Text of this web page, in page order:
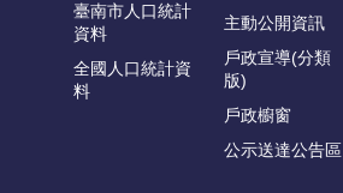
臺南市人口統計
資料
全國人口統計資
料
主動公開資訊
戶政宣導(分類
版)
戶政櫥窗
公示送達公告區